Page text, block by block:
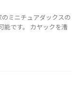
ミニチュアダックスの
能です。 カヤックを漕